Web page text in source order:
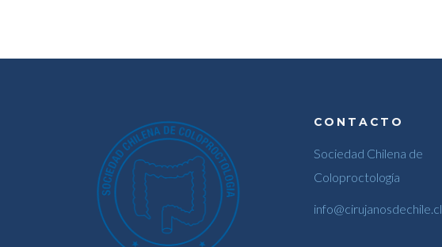
CONTACTO
Sociedad Chilena de
Coloproctología
info@cirujanosdechile.cl